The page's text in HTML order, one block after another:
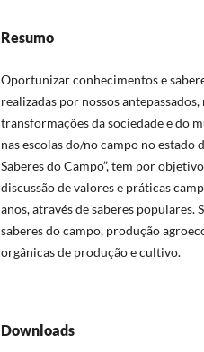
Resumo
Oportunizar conhecimentos e
realizadas por nossos
transformações da sociedade e do
nas escolas do/no campo no
Saberes do Campo”, tem por
discussão de valores e práticas
anos, através de saberes populares.
saberes do campo, produção
orgânicas de produção e cultivo.
Downloads